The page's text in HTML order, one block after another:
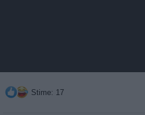
Stime: 17